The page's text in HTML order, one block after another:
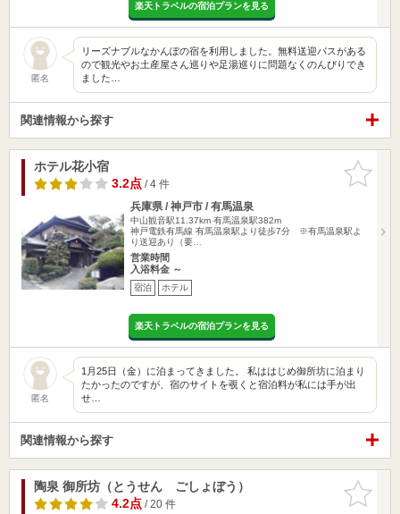
楽天トラベルの宿泊プランを見る
匿名
リーズナブルなかんぽの宿を利用しました。無料送迎バスがある
ので観光やお土産屋さん巡りや足湯巡りに問題なくのんびりでき
ました…
関連情報から探す
お気に入
りに追加
ホテル花小宿
3.2点/ 4 件
兵庫県 / 神戸市 / 有馬温泉
中山観音駅11.37km 有馬温泉駅382m
神戸電鉄有馬線 有馬温泉駅より徒歩7分 ※有馬温泉駅よ
り送迎あり（要…
営業時間
入浴料金 ～
宿泊 ホテル
楽天トラベルの宿泊プランを見る
匿名
1月25日（金）に泊まってきました。 私ははじめ御所坊に泊まり
たかったのですが、宿のサイトを覗くと宿泊料が私には手が出
せ…
関連情報から探す
お気に入
りに追加
陶泉 御所坊（とうせん ごしょぼう）
4.2点/ 20 件